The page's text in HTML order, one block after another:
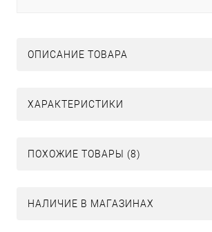
ОПИСАНИЕ ТОВАРА
ХАРАКТЕРИСТИКИ
ПОХОЖИЕ ТОВАРЫ (8)
НАЛИЧИЕ В МАГАЗИНАХ